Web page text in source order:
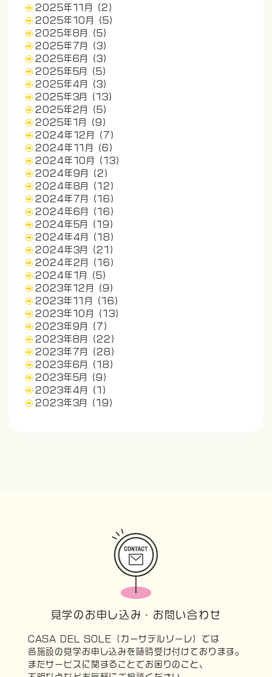
2025年11月
(2)
2025年10月
(5)
2025年8月
(5)
2025年7月
(3)
2025年6月
(3)
2025年5月
(5)
2025年4月
(3)
2025年3月
(13)
2025年2月
(5)
2025年1月
(9)
2024年12月
(7)
2024年11月
(6)
2024年10月
(13)
2024年9月
(2)
2024年8月
(12)
2024年7月
(16)
2024年6月
(16)
2024年5月
(19)
2024年4月
(18)
2024年3月
(21)
2024年2月
(16)
2024年1月
(5)
2023年12月
(9)
2023年11月
(16)
2023年10月
(13)
2023年9月
(7)
2023年8月
(22)
2023年7月
(28)
2023年6月
(18)
2023年5月
(9)
2023年4月
(1)
2023年3月
(19)
見学のお申し込み・お問い合わせ
CASA DEL SOLE（カーサデルソーレ）では
各施設の見学お申し込みを随時受け付けております。
またサービスに関することでお困りのこと、